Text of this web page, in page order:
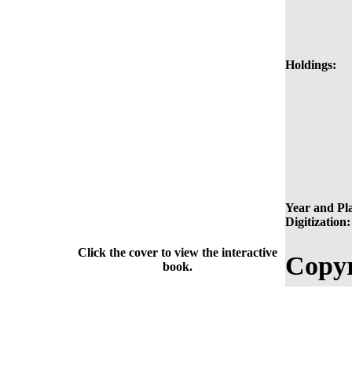
Holdings:
Year and
Digitization:
Click the cover to view the interactive
book.